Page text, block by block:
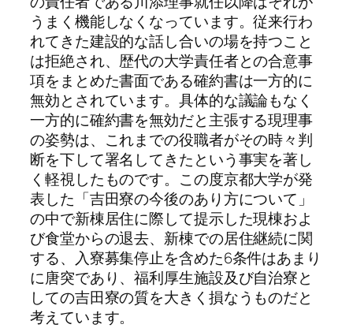
うまく機能しなくなっています。従来行わ
れてきた建設的な話し合いの場を持つこと
は拒絶され、歴代の大学責任者との合意事
項をまとめた書面である確約書は一方的に
無効とされています。具体的な議論もなく
一方的に確約書を無効だと主張する現理事
の姿勢は、これまでの役職者がその時々判
断を下して署名してきたという事実を著し
く軽視したものです。この度京都大学が発
表した「吉田寮の今後のあり方について」
の中で新棟居住に際して提示した現棟およ
び食堂からの退去、新棟での居住継続に関
する、入寮募集停止を含めた6条件はあまり
に唐突であり、福利厚生施設及び自治寮と
しての吉田寮の質を大きく損なうものだと
考えています。